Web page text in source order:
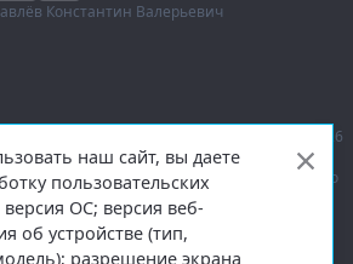
Константин Валерьевич
агентство Регион 29»,
© 2016–2026
ответственностью «Агентство
средств массовой
74226от 09.11.2018 выдано Федеральной
наш сайт, вы даете
пользовательских
ОС; версия веб-
об устройстве (тип,
разрешение экрана